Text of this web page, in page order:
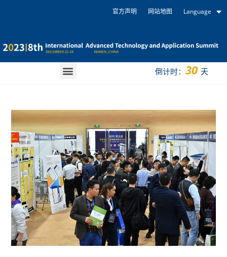
官方声明 网站地图 Language
倒计时： 30 天